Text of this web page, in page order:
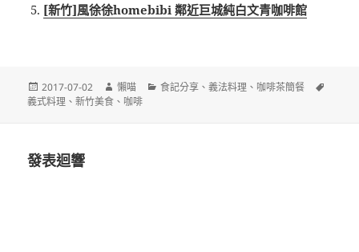
[新竹]風徐徐homebibi 鄰近巨城純白文青咖啡館
發
佈
2017-07-02
作
者
懶喵
分
食記分享 、義法料理 、 咖啡茶簡餐
義式料理 、新竹美食 、 咖啡
發表迴響